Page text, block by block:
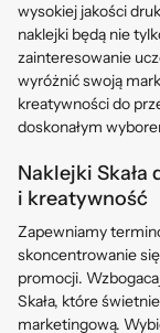
wysokiej jakości
naklejki będą nie
zainteresowanie
wyróżnić swoją
kreatywności do
doskonałym
Naklejki
i kreatywność
Zapewniamy
skoncentrowanie
promocji.
Skała, które
marketingową.